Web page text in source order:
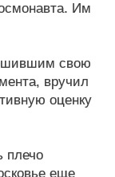
Им
свою
вручил
оценку
плечо
еще